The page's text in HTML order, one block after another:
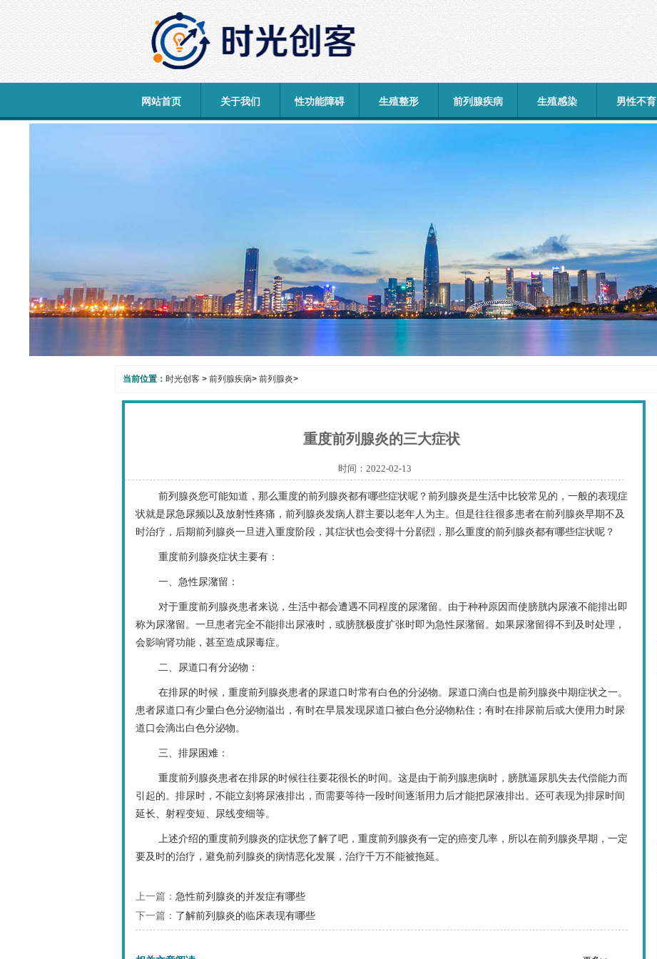
网站首页 关于我们 性功能障碍 生殖整形 前列腺疾病 生殖感染 男性不育
当前位置： 时光创客 > 前列腺疾病> 前列腺炎>
重度前列腺炎的三大症状
时间：2022-02-13
前列腺炎您可能知道，那么重度的前列腺炎都有哪些症状呢？前列腺炎是生活中比较常见的，一般的表现症
状就是尿急尿频以及放射性疼痛，前列腺炎发病人群主要以老年人为主。但是往往很多患者在前列腺炎早期不及
时治疗，后期前列腺炎一旦进入重度阶段，其症状也会变得十分剧烈，那么重度的前列腺炎都有哪些症状呢？
重度前列腺炎症状主要有：
一、急性尿潴留：
对于重度前列腺炎患者来说，生活中都会遭遇不同程度的尿潴留。由于种种原因而使膀胱内尿液不能排出即
称为尿潴留。一旦患者完全不能排出尿液时，或膀胱极度扩张时即为急性尿潴留。如果尿潴留得不到及时处理，
会影响肾功能，甚至造成尿毒症。
二、尿道口有分泌物：
在排尿的时候，重度前列腺炎患者的尿道口时常有白色的分泌物。尿道口滴白也是前列腺炎中期症状之一。
患者尿道口有少量白色分泌物溢出，有时在早晨发现尿道口被白色分泌物粘住；有时在排尿前后或大便用力时尿
道口会滴出白色分泌物。
三、排尿困难：
重度前列腺炎患者在排尿的时候往往要花很长的时间。这是由于前列腺患病时，膀胱逼尿肌失去代偿能力而
引起的。排尿时，不能立刻将尿液排出，而需要等待一段时间逐渐用力后才能把尿液排出。还可表现为排尿时间
延长、射程变短、尿线变细等。
上述介绍的重度前列腺炎的症状您了解了吧，重度前列腺炎有一定的癌变几率，所以在前列腺炎早期，一定
要及时的治疗，避免前列腺炎的病情恶化发展，治疗千万不能被拖延。
上一篇： 急性前列腺炎的并发症有哪些
下一篇： 了解前列腺炎的临床表现有哪些